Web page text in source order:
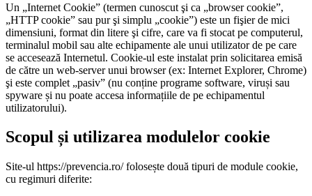
Un „Internet Cookie” (termen cunoscut şi ca „browser cookie”,
„HTTP cookie” sau pur şi simplu „cookie”) este un fişier de mici
dimensiuni, format din litere şi cifre, care va fi stocat pe computerul,
terminalul mobil sau alte echipamente ale unui utilizator de pe care
se accesează Internetul. Cookie-ul este instalat prin solicitarea emisă
de către un web-server unui browser (ex: Internet Explorer, Chrome)
şi este complet „pasiv” (nu conține programe software, viruși sau
spyware și nu poate accesa informațiile de pe echipamentul
utilizatorului).
Scopul și utilizarea modulelor cookie
Site-ul https://prevencia.ro/ folosește două tipuri de module cookie,
cu regimuri diferite: